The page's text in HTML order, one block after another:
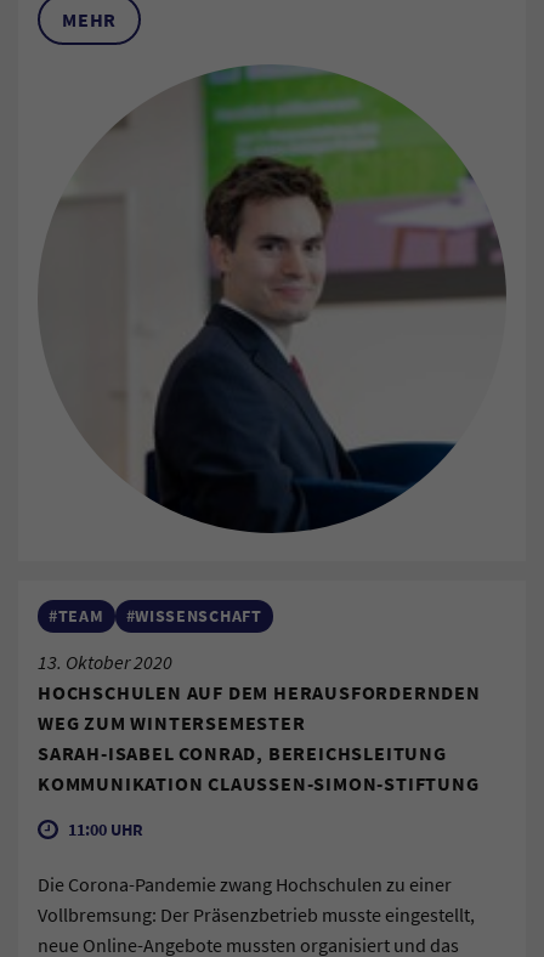
MEHR
#TEAM #WISSENSCHAFT
13. Oktober 2020
HOCHSCHULEN AUF DEM HERAUSFORDERNDEN
WEG ZUM WINTERSEMESTER
SARAH-ISABEL CONRAD, BEREICHSLEITUNG
KOMMUNIKATION CLAUSSEN-SIMON-STIFTUNG
11:00 UHR
Die Corona-Pandemie zwang Hochschulen zu einer
Vollbremsung: Der Präsenzbetrieb musste eingestellt,
neue Online-Angebote mussten organisiert und das